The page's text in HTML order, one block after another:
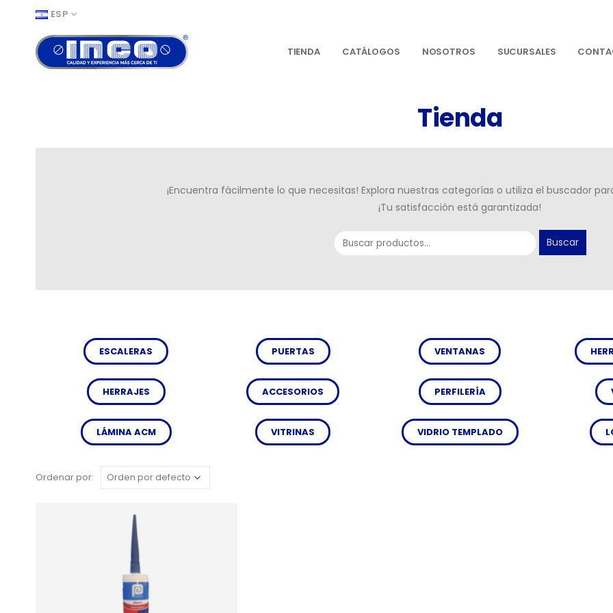
ESP
TIENDA CATÁLOGOS NOSOTROS SUCURSALES
Tienda
¡Encuentra fácilmente lo que necesitas! Explora nuestras categorías o utiliza el buscador
¡Tu satisfacción está garantizada!
Buscar
ESCALERAS
HERRAJES
LÁMINA ACM
PUERTAS
ACCESORIOS
VITRINAS
VENTANAS
PERFILERÍA
VIDRIO TEMPLADO
Ordenar por: